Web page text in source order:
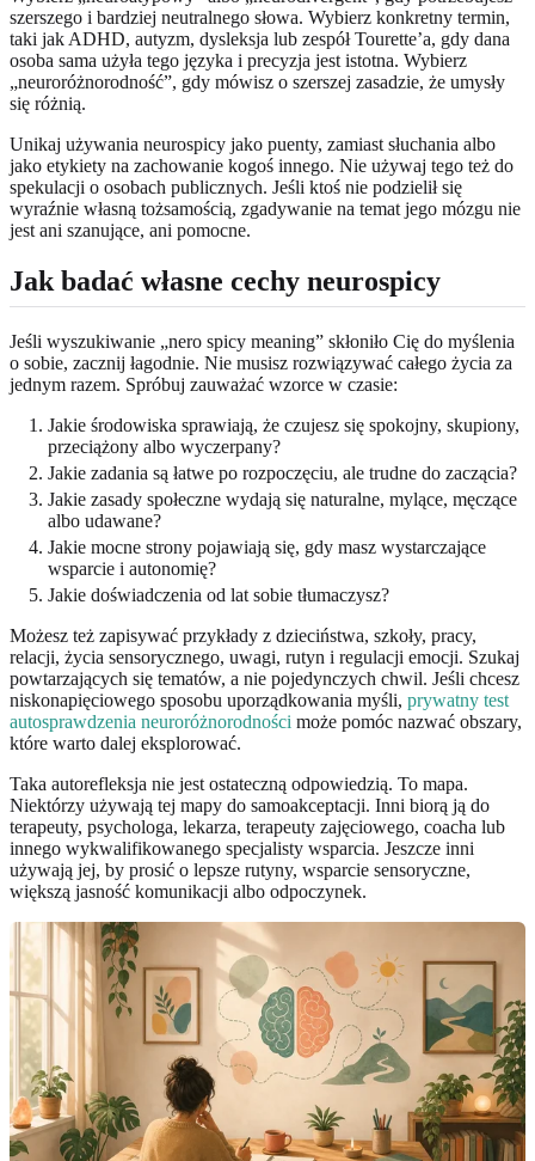
szerszego i bardziej neutralnego słowa. Wybierz konkretny termin,
taki jak ADHD, autyzm, dysleksja lub zespół Tourette’a, gdy dana
osoba sama użyła tego języka i precyzja jest istotna. Wybierz
„neuroróżnorodność”, gdy mówisz o szerszej zasadzie, że umysły
się różnią.
Unikaj używania neurospicy jako puenty, zamiast słuchania albo
jako etykiety na zachowanie kogoś innego. Nie używaj tego też do
spekulacji o osobach publicznych. Jeśli ktoś nie podzielił się
wyraźnie własną tożsamością, zgadywanie na temat jego mózgu nie
jest ani szanujące, ani pomocne.
Jak badać własne cechy neurospicy
Jeśli wyszukiwanie „nero spicy meaning” skłoniło Cię do myślenia
o sobie, zacznij łagodnie. Nie musisz rozwiązywać całego życia za
jednym razem. Spróbuj zauważać wzorce w czasie:
Jakie środowiska sprawiają, że czujesz się spokojny, skupiony,
przeciążony albo wyczerpany?
Jakie zadania są łatwe po rozpoczęciu, ale trudne do zaczącia?
Jakie zasady społeczne wydają się naturalne, mylące, męczące
albo udawane?
Jakie mocne strony pojawiają się, gdy masz wystarczające
wsparcie i autonomię?
Jakie doświadczenia od lat sobie tłumaczysz?
Możesz też zapisywać przykłady z dzieciństwa, szkoły, pracy,
relacji, życia sensorycznego, uwagi, rutyn i regulacji emocji. Szukaj
powtarzających się tematów, a nie pojedynczych chwil. Jeśli chcesz
niskonapięciowego sposobu uporządkowania myśli, prywatny test
autosprawdzenia neuroróżnorodności może pomóc nazwać obszary,
które warto dalej eksplorować.
Taka autorefleksja nie jest ostateczną odpowiedzią. To mapa.
Niektórzy używają tej mapy do samoakceptacji. Inni biorą ją do
terapeuty, psychologa, lekarza, terapeuty zajęciowego, coacha lub
innego wykwalifikowanego specjalisty wsparcia. Jeszcze inni
używają jej, by prosić o lepsze rutyny, wsparcie sensoryczne,
większą jasność komunikacji albo odpoczynek.